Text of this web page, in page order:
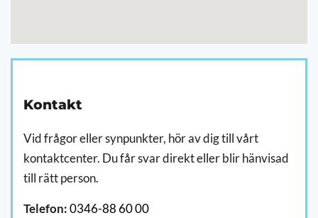
Kontakt
Vid frågor eller synpunkter, hör av dig till vårt
kontaktcenter. Du får svar direkt eller blir hänvisad
till rätt person.
Telefon: 0346-88 60 00